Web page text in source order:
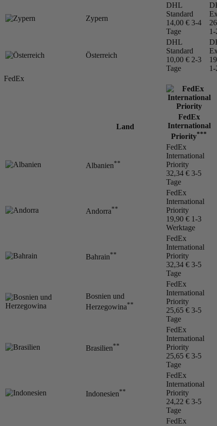
Zypern
DHL
Standard
14,00 € 3-4
Tage
1-
Österreich
DHL
Standard
10,00 € 2-3
Tage
1-
FedEx
Land
FedEx
International
Priority***
Albanien**
FedEx
International
Priority
32,34 € 3-5
Tage
Andorra**
FedEx
International
Priority
19,90 € 1-3
Werktage
Bahrain**
FedEx
International
Priority
32,34 € 3-5
Tage
Bosnien und
Herzegowina**
FedEx
International
Priority
25,65 € 3-5
Tage
Brasilien**
FedEx
International
Priority
25,65 € 3-5
Tage
Indonesien**
FedEx
International
Priority
24,22 € 3-5
Tage
FedEx